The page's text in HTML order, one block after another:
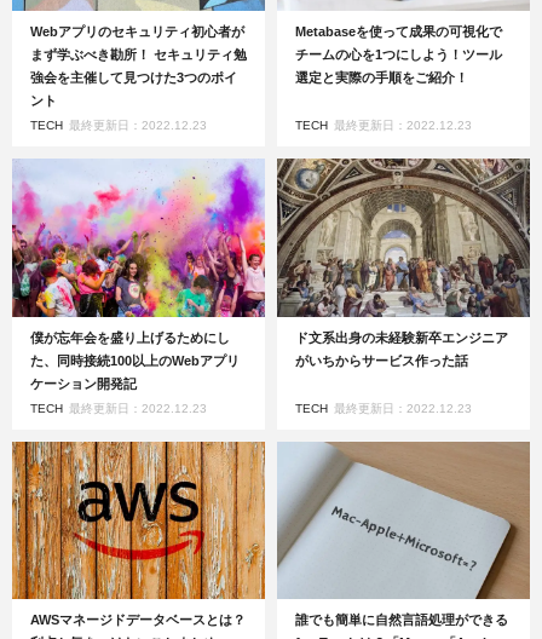
Webアプリのセキュリティ初心者が
まず学ぶべき勘所！ セキュリティ勉
強会を主催して見つけた3つのポイ
ント
TECH 最終更新日：2022.12.23
Metabaseを使って成果の可視化で
チームの心を1つにしよう！ツール
選定と実際の手順をご紹介！
TECH 最終更新日：2022.12.23
僕が忘年会を盛り上げるためにし
た、同時接続100以上のWebアプリ
ケーション開発記
TECH 最終更新日：2022.12.23
ド文系出身の未経験新卒エンジニア
がいちからサービス作った話
TECH 最終更新日：2022.12.23
AWSマネージドデータベースとは？
誰でも簡単に自然言語処理ができる